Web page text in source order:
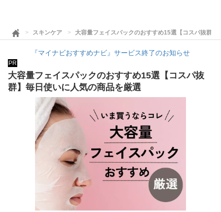
スキンケア 大容量フェイスパックのおすすめ15選【コスパ抜群】
『マイナビおすすめナビ』サービス終了のお知らせ
PR
大容量フェイスパックのおすすめ15選【コスパ抜
群】毎日使いに人気の商品を厳選